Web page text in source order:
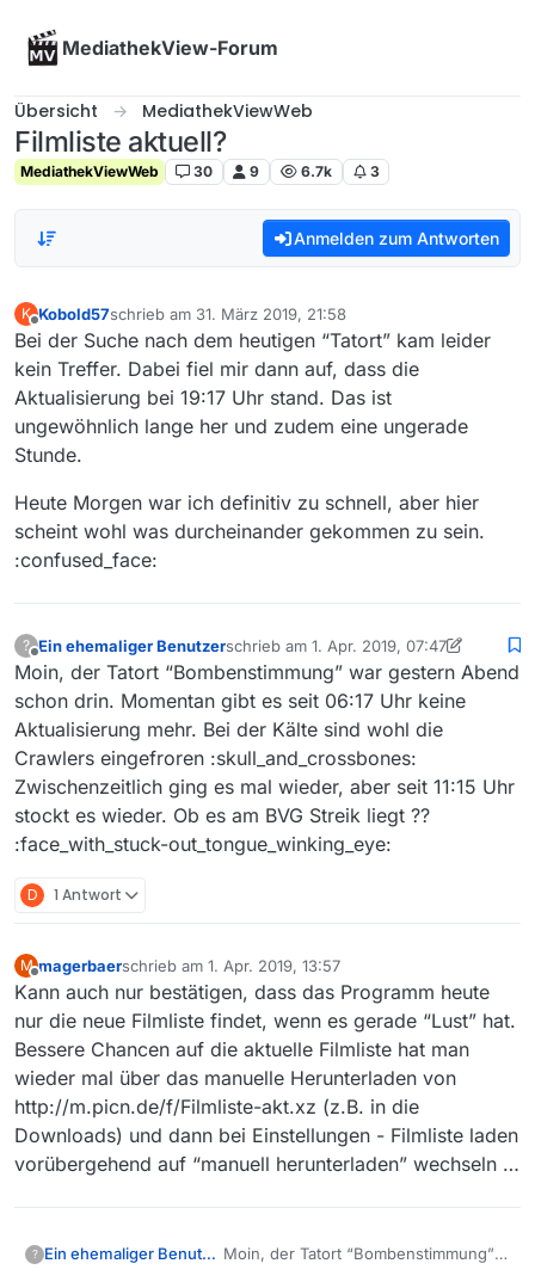
MediathekView-Forum
Übersicht MediathekViewWeb
Filmliste aktuell?
MediathekViewWeb 30 9 6.7k 3
Anmelden zum Antworten
K
Offline
Kobold57schrieb am 31. März 2019, 21:58
zuletzt editiert von
Bei der Suche nach dem heutigen “Tatort” kam leider
kein Treffer. Dabei fiel mir dann auf, dass die
Aktualisierung bei 19:17 Uhr stand. Das ist
ungewöhnlich lange her und zudem eine ungerade
Stunde.
Heute Morgen war ich definitiv zu schnell, aber hier
scheint wohl was durcheinander gekommen zu sein.
:confused_face:
?
Offline
Ein ehemaliger Benutzerschrieb am 1. Apr. 2019, 07:47
zuletzt editiert von Ein ehemaliger
Moin, der Tatort “Bombenstimmung” war gestern Abend
schon drin. Momentan gibt es seit 06:17 Uhr keine
Aktualisierung mehr. Bei der Kälte sind wohl die
Crawlers eingefroren :skull_and_crossbones:
Zwischenzeitlich ging es mal wieder, aber seit 11:15 Uhr
stockt es wieder. Ob es am BVG Streik liegt ??
:face_with_stuck-out_tongue_winking_eye:
D 1 Antwort
M magerbaerschrieb am 1. Apr. 2019, 13:57
zuletzt editiert von
Kann auch nur bestätigen, dass das Programm heute
nur die neue Filmliste findet, wenn es gerade “Lust” hat.
Bessere Chancen auf die aktuelle Filmliste hat man
wieder mal über das manuelle Herunterladen von
http://m.picn.de/f/Filmliste-akt.xz (z.B. in die
Downloads) und dann bei Einstellungen - Filmliste laden
vorübergehend auf “manuell herunterladen” wechseln …
? Ein ehemaliger Benutzer Moin, der Tatort “Bombenstimmung”